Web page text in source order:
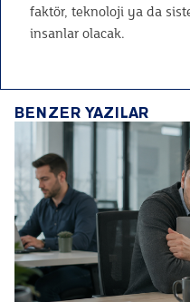
faktör, teknoloji ya da
insanlar olacak.
BENZER YAZILAR